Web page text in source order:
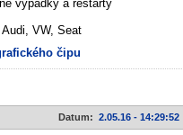
výpadky a restarty
VW, Seat
čipu
Datum: 2.05.16 - 14:29:52